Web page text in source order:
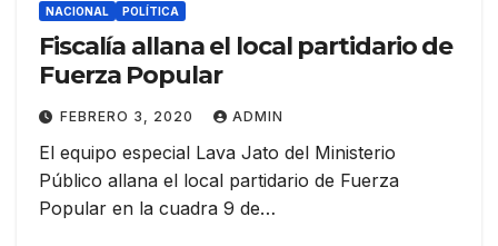
NACIONAL POLÍTICA
Fiscalía allana el local partidario de
Fuerza Popular
FEBRERO 3, 2020 ADMIN
El equipo especial Lava Jato del Ministerio
Público allana el local partidario de Fuerza
Popular en la cuadra 9 de…